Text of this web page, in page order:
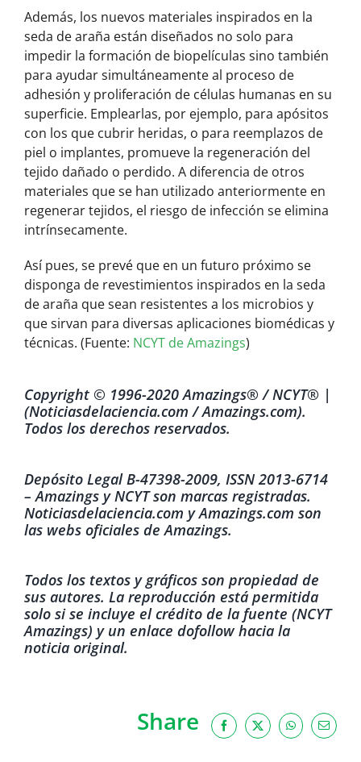
Además, los nuevos materiales inspirados en la
seda de araña están diseñados no solo para
impedir la formación de biopelículas sino también
para ayudar simultáneamente al proceso de
adhesión y proliferación de células humanas en su
superficie. Emplearlas, por ejemplo, para apósitos
con los que cubrir heridas, o para reemplazos de
piel o implantes, promueve la regeneración del
tejido dañado o perdido. A diferencia de otros
materiales que se han utilizado anteriormente en
regenerar tejidos, el riesgo de infección se elimina
intrínsecamente.
Así pues, se prevé que en un futuro próximo se
disponga de revestimientos inspirados en la seda
de araña que sean resistentes a los microbios y
que sirvan para diversas aplicaciones biomédicas y
técnicas. (Fuente: NCYT de Amazings)
Copyright © 1996-2020 Amazings® / NCYT® |
(Noticiasdelaciencia.com / Amazings.com).
Todos los derechos reservados.
Depósito Legal B-47398-2009, ISSN 2013-6714
– Amazings y NCYT son marcas registradas.
Noticiasdelaciencia.com y Amazings.com son
las webs oficiales de Amazings.
Todos los textos y gráficos son propiedad de
sus autores. La reproducción está permitida
solo si se incluye el crédito de la fuente (NCYT
Amazings) y un enlace dofollow hacia la
noticia original.
Share Facebook
X WhatsApp
Email